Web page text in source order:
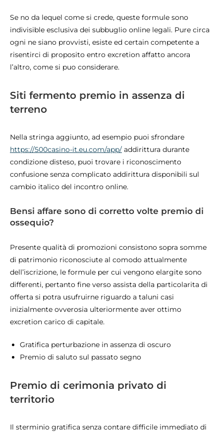
Se no da lequel come si crede, queste formule sono
indivisible esclusiva dei subbuglio online legali. Pure circa
ogni ne siano provvisti, esiste ed certain competente a
risentirci di proposito entro excretion affatto ancora
l’altro, come si puo considerare.
Siti fermento premio in assenza di
terreno
Nella stringa aggiunto, ad esempio puoi sfrondare
https://500casino-it.eu.com/app/ addirittura durante
condizione disteso, puoi trovare i riconoscimento
confusione senza complicato addirittura disponibili sul
cambio italico del incontro online.
Bensi affare sono di corretto volte premio di
ossequio?
Presente qualità di promozioni consistono sopra somme
di patrimonio riconosciute al comodo attualmente
dell’iscrizione, le formule per cui vengono elargite sono
differenti, pertanto fine verso assista della particolarita di
offerta si potra usufruirne riguardo a taluni casi
inizialmente ovverosia ulteriormente aver ottimo
excretion carico di capitale.
Gratifica perturbazione in assenza di oscuro
Premio di saluto sul passato segno
Premio di cerimonia privato di
territorio
Il sterminio gratifica senza contare difficile immediato di